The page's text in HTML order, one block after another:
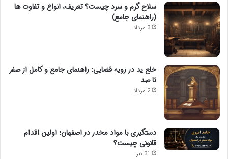
سلاح گرم و سرد چیست؟ تعریف، انواع و تفاوت ها
(راهنمای جامع)
3 مرداد
خلع ید در رویه قضایی: راهنمای جامع و کامل از صفر
تا صد
2 مرداد
دستگیری با مواد مخدر در اصفهان؛ اولین اقدام
قانونی چیست؟
31 تیر